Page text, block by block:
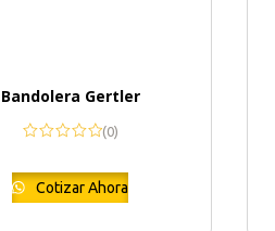
Bandolera Gertler
(0)
Cotizar Ahora